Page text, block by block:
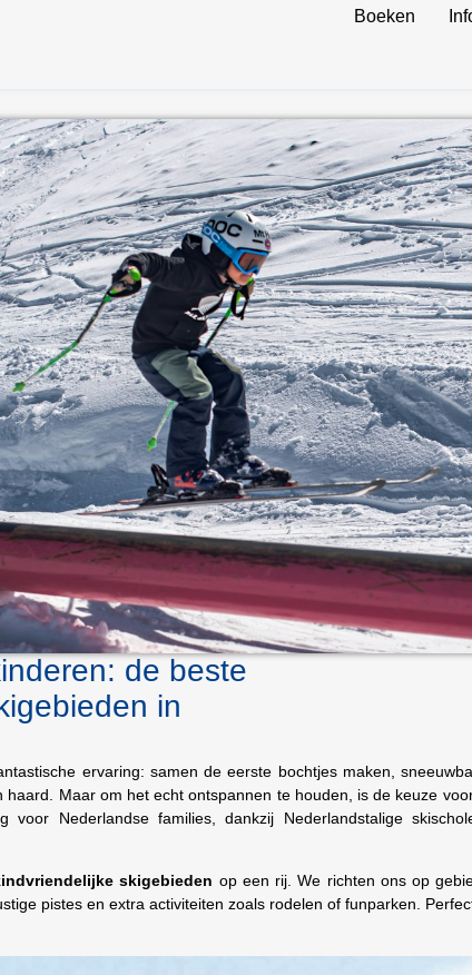
Boeken
de beste
in
ervaring: samen de eerste bochtjes maken,
Maar om het echt ontspannen te houden, is de keuze
voor Nederlandse families, dankzij Nederlandstalige
skigebieden op een rij. We richten ons op
pistes en extra activiteiten zoals rodelen of funparken.